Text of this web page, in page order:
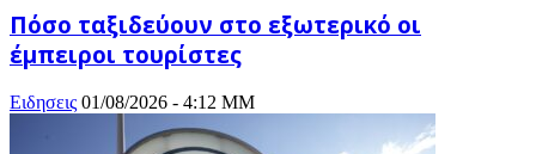
Πόσο ταξιδεύουν στο εξωτερικό οι
έμπειροι τουρίστες
Ειδησεις 01/08/2026 - 4:12 ΜΜ